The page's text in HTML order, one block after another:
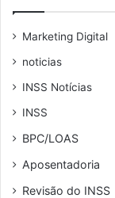
Marketing Digital
noticias
INSS Notícias
INSS
BPC/LOAS
Aposentadoria
Revisão do INSS